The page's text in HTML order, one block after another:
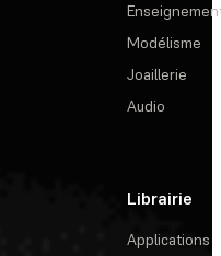
Modélisme
Joaillerie
Audio
Librairie
Applications